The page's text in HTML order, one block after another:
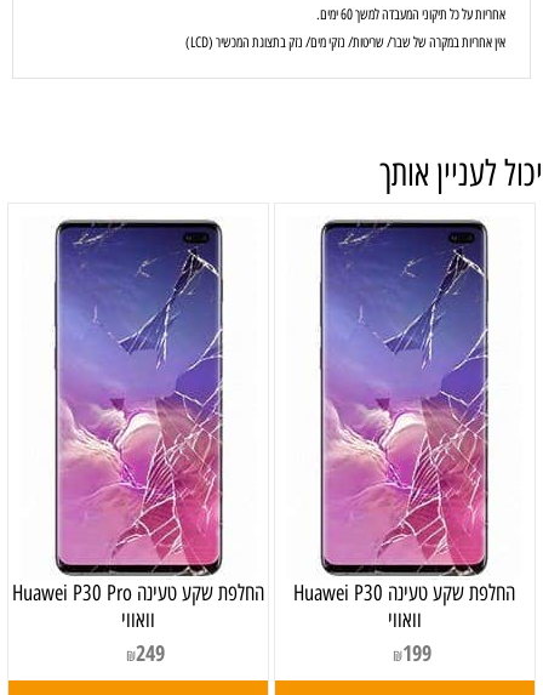
אחריות על כל תיקוני המעבדה למשך 60 ימים.
אין אחריות במקרה של שבר/ שריטות/ נזקי מים/ נזק בתצוגת המכשיר (LCD)
יכול לעניין אותך
‏החלפת שקע טעינה Huawei P30
וואווי
₪199
‏החלפת שקע טעינה Huawei P30 Pro
וואווי
₪249